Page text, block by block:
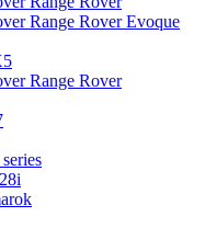
Range Rover Evoque
Range Rover
две замены
пробега. По желанию
Последующие
все больших продуктов
40-45 тысяч км.